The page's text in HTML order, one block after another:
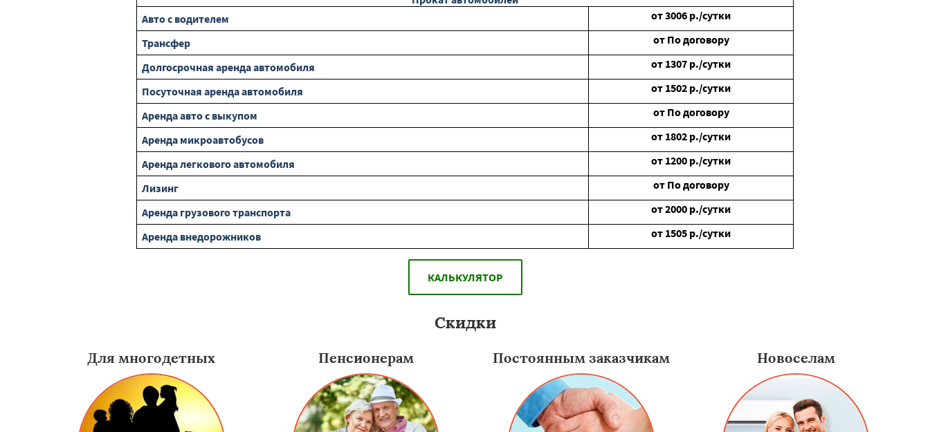
Авто с водителем
от3006 р./сутки
Трансфер
от По договору
Долгосрочная аренда автомобиля
от 1307 р./сутки
Посуточная аренда автомобиля
от 1502 р./сутки
Аренда авто с выкупом
от По договору
Аренда микроавтобусов
от 1802 р./сутки
Аренда легкового автомобиля
от 1200 р./сутки
Лизинг
от По договору
Аренда грузового транспорта
от2000 р./сутки
Аренда внедорожников
от 1505 р./сутки
КАЛЬКУЛЯТОР
Скидки
Для многодетных Пенсионерам Постоянным заказчикам Новоселам